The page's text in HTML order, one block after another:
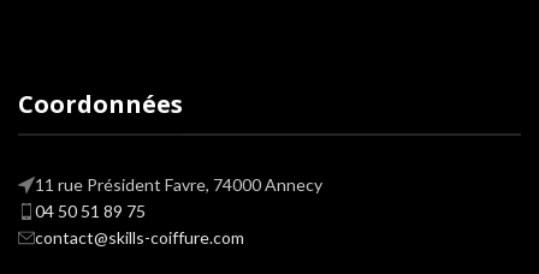
Coordonnées
11 rue Président Favre, 74000 Annecy
04 50 51 89 75
contact@skills-coiffure.com